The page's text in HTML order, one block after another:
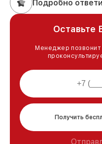
Подробно
Оставьте
Менеджер позвонит
Получить